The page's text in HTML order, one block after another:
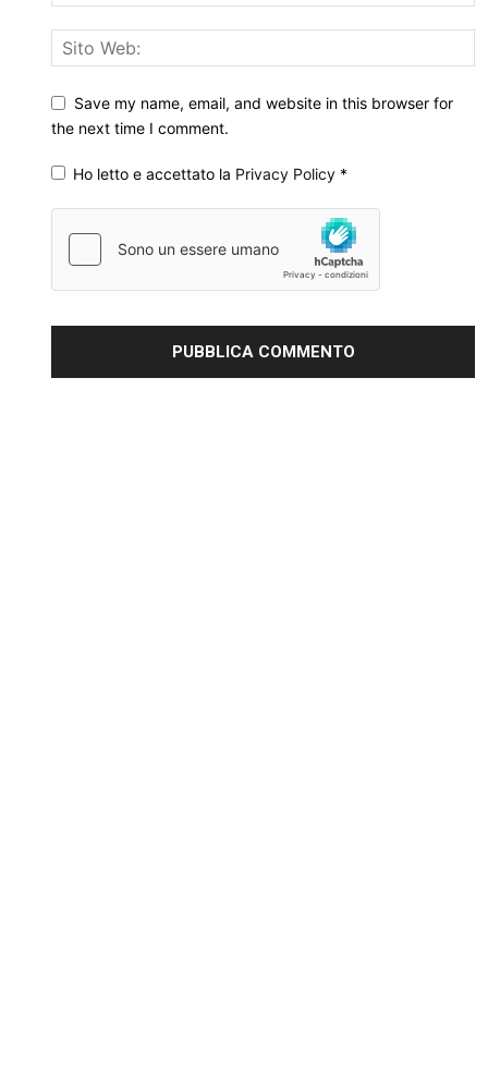
Save my name, email, and website in this browser for
the next time I comment.
Ho letto e accettato la Privacy Policy *